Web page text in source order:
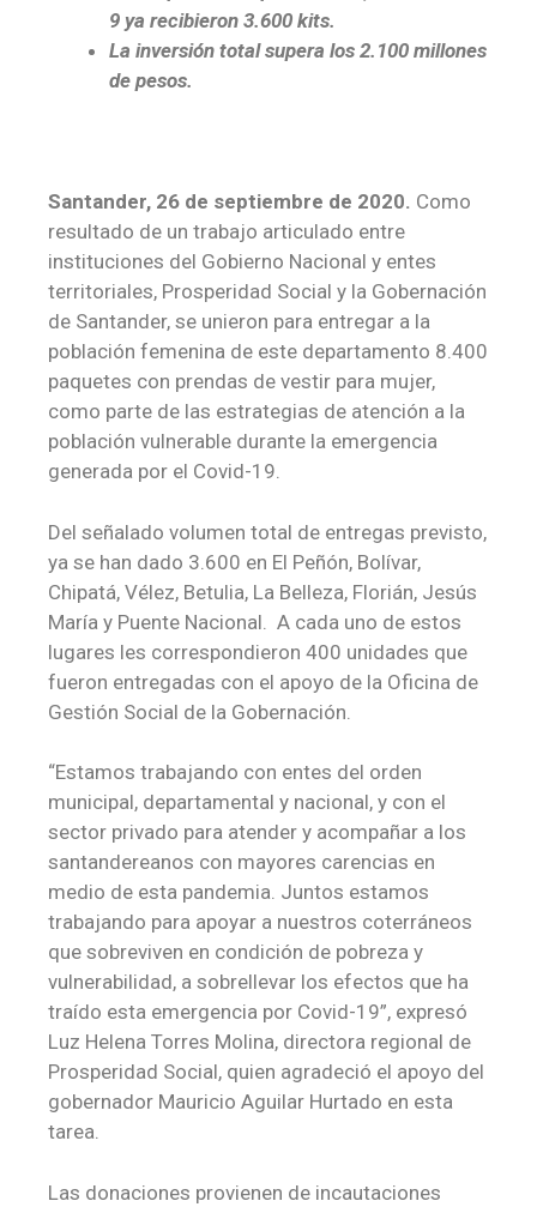
9 ya recibieron 3.600 kits.
La inversión total supera los 2.100 millones
de pesos.
Santander, 26 de septiembre de 2020. Como
resultado de un trabajo articulado entre
instituciones del Gobierno Nacional y entes
territoriales, Prosperidad Social y la Gobernación
de Santander, se unieron para entregar a la
población femenina de este departamento 8.400
paquetes con prendas de vestir para mujer,
como parte de las estrategias de atención a la
población vulnerable durante la emergencia
generada por el Covid-19.
Del señalado volumen total de entregas previsto,
ya se han dado 3.600 en El Peñón, Bolívar,
Chipatá, Vélez, Betulia, La Belleza, Florián, Jesús
María y Puente Nacional. A cada uno de estos
lugares les correspondieron 400 unidades que
fueron entregadas con el apoyo de la Oficina de
Gestión Social de la Gobernación.
“Estamos trabajando con entes del orden
municipal, departamental y nacional, y con el
sector privado para atender y acompañar a los
santandereanos con mayores carencias en
medio de esta pandemia. Juntos estamos
trabajando para apoyar a nuestros coterráneos
que sobreviven en condición de pobreza y
vulnerabilidad, a sobrellevar los efectos que ha
traído esta emergencia por Covid-19”, expresó
Luz Helena Torres Molina, directora regional de
Prosperidad Social, quien agradeció el apoyo del
gobernador Mauricio Aguilar Hurtado en esta
tarea.
Las donaciones provienen de incautaciones